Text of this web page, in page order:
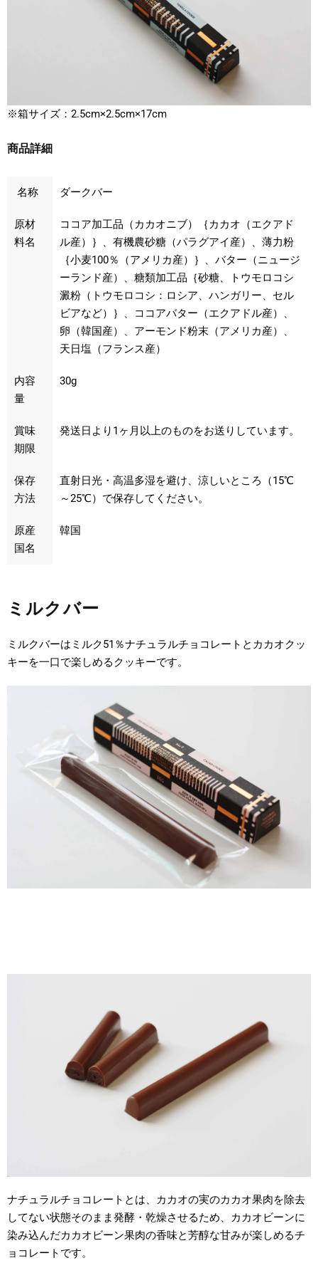
※箱サイズ：2.5cm×2.5cm×17cm
商品詳細
名称 ダークバー
原材
料名
ココア加工品（カカオニブ）｛カカオ（エクアド
ル産）｝、有機農砂糖（パラグアイ産）、薄力粉
｛小麦100％（アメリカ産）｝、バター（ニュージ
ーランド産）、糖類加工品｛砂糖、トウモロコシ
澱粉（トウモロコシ：ロシア、ハンガリー、セル
ビアなど）｝、ココアバター（エクアドル産）、
卵（韓国産）、アーモンド粉末（アメリカ産）、
天日塩（フランス産）
内容
量
30g
賞味
期限
発送日より1ヶ月以上のものをお送りしています。
保存
方法
直射日光・高温多湿を避け、涼しいところ（15℃
～25℃）で保存してください。
原産
国名
韓国
ミルクバー
ミルクバーはミルク51％ナチュラルチョコレートとカカオクッ
キーを一口で楽しめるクッキーです。
ナチュラルチョコレートとは、カカオの実のカカオ果肉を除去
してない状態そのまま発酵・乾燥させるため、カカオビーンに
染み込んだカカオビーン果肉の香味と芳醇な甘みが楽しめるチ
ョコレートです。